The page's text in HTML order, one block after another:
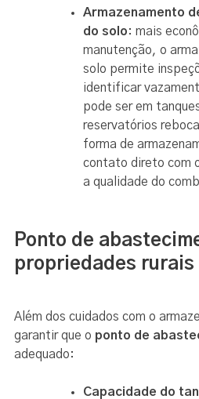
Armazenamento
do solo: mais
manutenção, o
solo permite
identificar
pode ser em
reservatórios
forma de
contato direto com
a qualidade do
Ponto de
propriedades rurais
Além dos cuidados com o
garantir que o ponto de
adequado:
Capacidade do